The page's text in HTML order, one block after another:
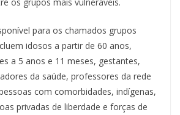
os grupos mais vulneráveis.
para os chamados grupos
idosos a partir de 60 anos,
a 5 anos e 11 meses, gestantes,
da saúde, professores da rede
com comorbidades, indígenas,
privadas de liberdade e forças de